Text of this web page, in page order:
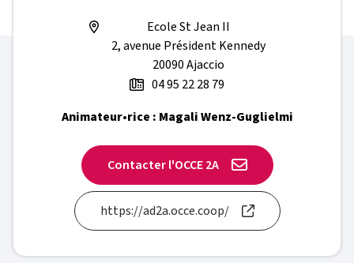
Ecole St Jean II
2, avenue Président Kennedy
20090 Ajaccio
04 95 22 28 79
Animateur•rice : Magali Wenz-Guglielmi
Contacter l'OCCE 2A
Visiter le site internet de l'OCCE 2A
https://ad2a.occe.coop/